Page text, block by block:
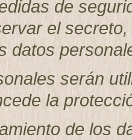
de
el
datos
serán
la
de los